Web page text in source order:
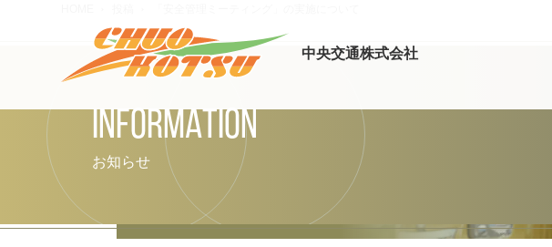
中央交通株式会社
お知らせ
INFORMATION